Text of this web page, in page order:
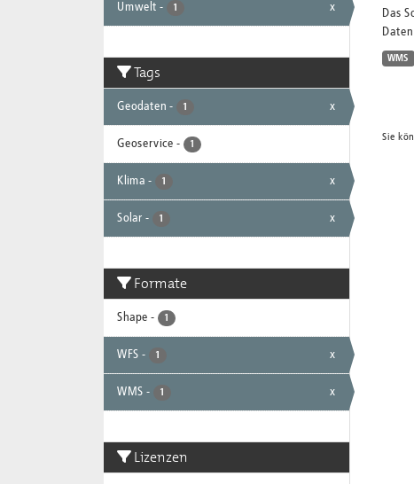
Umwelt - 1 x
Tags
Geodaten - 1 x
Geoservice - 1
Klima - 1 x
Solar - 1 x
Formate
Shape - 1
WFS - 1 x
WMS - 1 x
Lizenzen
Das
WMS
Sie